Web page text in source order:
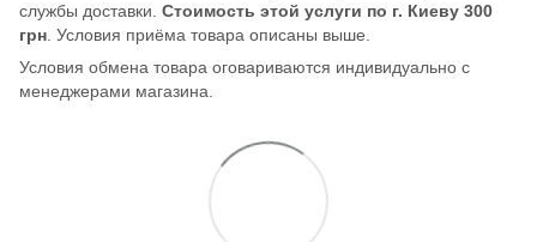
службы доставки. Стоимость этой услуги по г. Киеву 300
грн. Условия приёма товара описаны выше.
Условия обмена товара оговариваются индивидуально с
менеджерами магазина.